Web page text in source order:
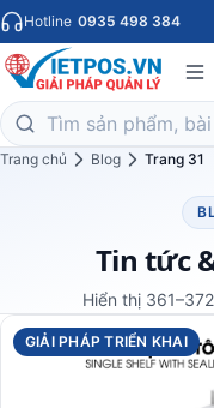
Hotline 0935 498 384
Trang chủ Blog Trang 31
Tin tức
Hiển thị
GIẢI PHÁP TRIỂN KHAI